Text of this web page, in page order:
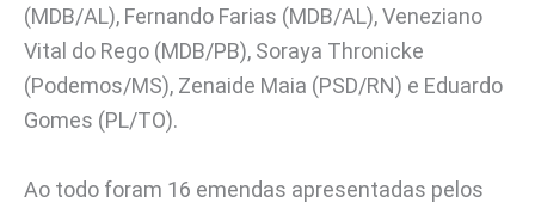
(MDB/AL), Fernando Farias (MDB/AL), Veneziano
Vital do Rego (MDB/PB), Soraya Thronicke
(Podemos/MS), Zenaide Maia (PSD/RN) e Eduardo
Gomes (PL/TO).
Ao todo foram 16 emendas apresentadas pelos